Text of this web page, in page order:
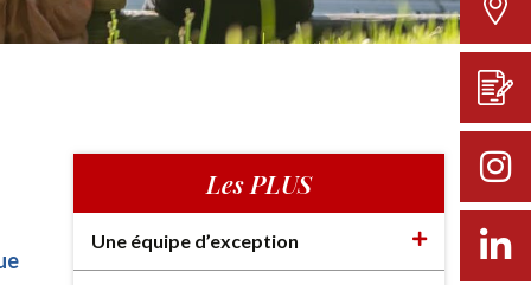
Les PLUS
Une équipe d’exception